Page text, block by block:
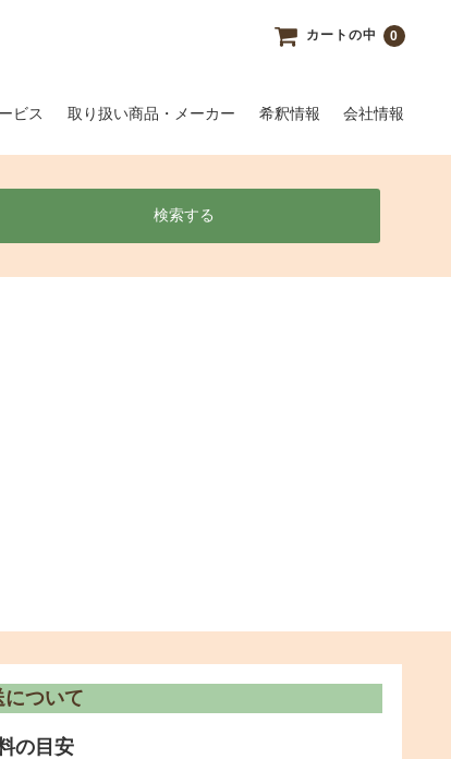
カートの中 0
ビス 取り扱い商品・メーカー 希釈情報 会社情報
について
の目安